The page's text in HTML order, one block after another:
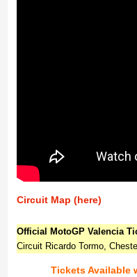
Circuit Map (here)
Official MotoGP Valencia
Circuit Ricardo Tormo, Cheste
Tickets Available